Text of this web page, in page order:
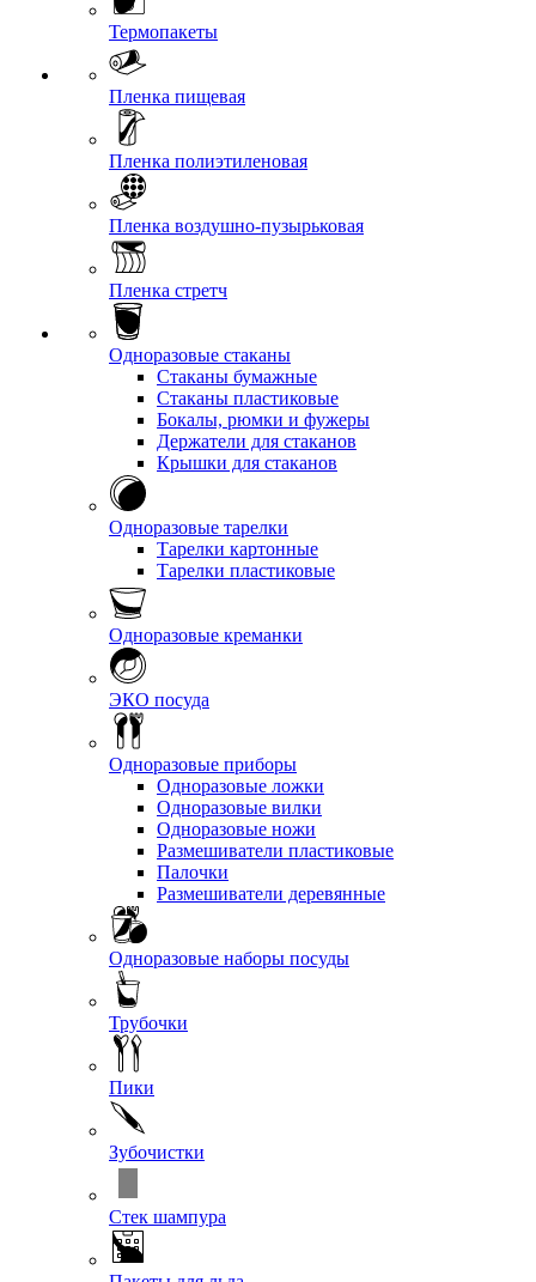
Термопакеты
Пленка пищевая
Пленка полиэтиленовая
Пленка воздушно-пузырьковая
Пленка стретч
Одноразовые стаканы
Стаканы бумажные
Стаканы пластиковые
Бокалы, рюмки и фужеры
Держатели для стаканов
Крышки для стаканов
Одноразовые тарелки
Тарелки картонные
Тарелки пластиковые
Одноразовые креманки
ЭКО посуда
Одноразовые приборы
Одноразовые ложки
Одноразовые вилки
Одноразовые ножи
Размешиватели пластиковые
Палочки
Размешиватели деревянные
Одноразовые наборы посуды
Трубочки
Пики
Зубочистки
Стек шампура